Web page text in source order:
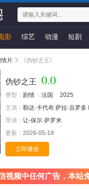
影 综艺 动漫 短剧
情片 《伪钞之王》
伪钞之王 0.0
类型： 剧情 法国
2025
主演： 勒达·卡代布 萨拉·吉罗多
导演： 让-保尔·萨罗米
更新： 2026-05-18
立即播放
视频中任何广告，本站